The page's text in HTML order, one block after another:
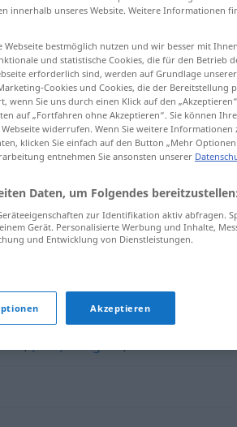
abräumenSchutt usw
innerhalb unseres Website. Weitere Informationen
Webseite bestmöglich nutzen und wir besser mit Ihnen
und statistische Cookies, die für den Betrieb
erforderlich sind, werden auf Grundlage
Cookies und Cookies, die der Bereitstellung
wenn Sie uns durch einen Klick auf den
auf „Fortfahren ohne Akzeptieren“. Sie können
widerrufen. Wenn Sie weitere Informationen
klicken Sie einfach auf den Button „Mehr
entnehmen Sie ansonsten unserer
Daten, um Folgendes
zur Identifikation aktiv abfragen.
Gerät. Personalisierte Werbung und Inhalte,
und Entwicklung von Dienstleistungen.
Akzeptieren